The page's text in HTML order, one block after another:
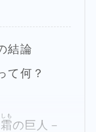
結論
て何？
霜
しも
の巨人－